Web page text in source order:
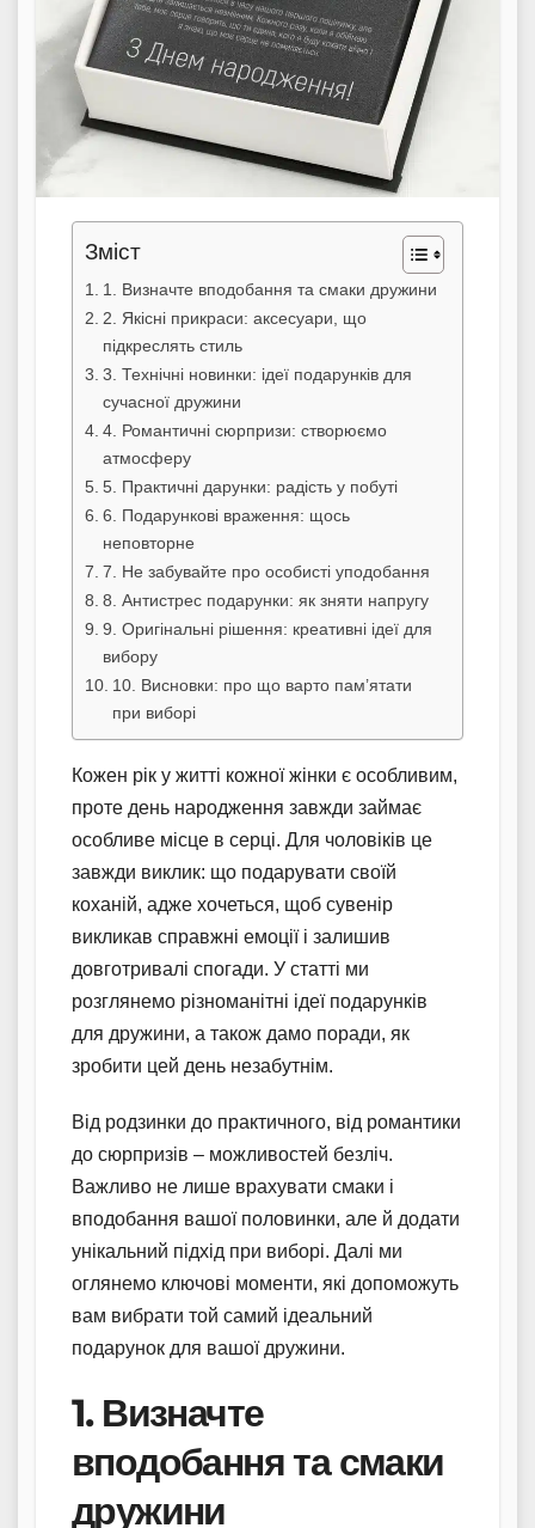
Зміст
1. Визначте вподобання та смаки дружини
2. Якісні прикраси: аксесуари, що
підкреслять стиль
3. Технічні новинки: ідеї подарунків для
сучасної дружини
4. Романтичні сюрпризи: створюємо
атмосферу
5. Практичні дарунки: радість у побуті
6. Подарункові враження: щось
неповторне
7. Не забувайте про особисті уподобання
8. Антистрес подарунки: як зняти напругу
9. Оригінальні рішення: креативні ідеї для
вибору
10. Висновки: про що варто пам’ятати
при виборі
Кожен рік у житті кожної жінки є особливим,
проте день народження завжди займає
особливе місце в серці. Для чоловіків це
завжди виклик: що подарувати своїй
коханій, адже хочеться, щоб сувенір
викликав справжні емоції і залишив
довготривалі спогади. У статті ми
розглянемо різноманітні ідеї подарунків
для дружини, а також дамо поради, як
зробити цей день незабутнім.
Від родзинки до практичного, від романтики
до сюрпризів – можливостей безліч.
Важливо не лише врахувати смаки і
вподобання вашої половинки, але й додати
унікальний підхід при виборі. Далі ми
оглянемо ключові моменти, які допоможуть
вам вибрати той самий ідеальний
подарунок для вашої дружини.
1. Визначте
вподобання та смаки
дружини